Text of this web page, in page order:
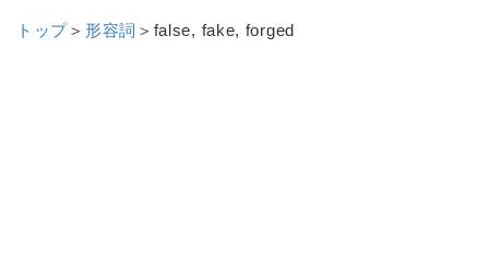
トップ＞ 形容詞 ＞ false, fake, forged